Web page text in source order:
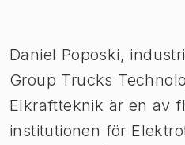
Daniel Poposki,
Group Trucks
Elkraftteknik är en av
institutionen för